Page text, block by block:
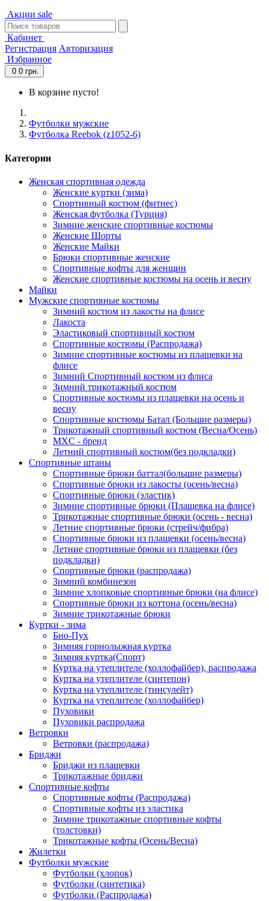
Акции sale
Кабинет
Регистрация Авторизация
Избранное
0 0 грн.
В корзине пусто!
Футболки мужские
Футболка Reebok (z1052-6)
Категории
Женская спортивная одежда
Женские куртки (зима)
Спортивный костюм (фитнес)
Женская футболка (Турция)
Зимние женские спортивные костюмы
Женские Шорты
Женские Майки
Брюки спортивные женские
Спортивные кофты для женщин
Женские спортивные костюмы на осень и весну
Майки
Мужские спортивные костюмы
Зимний костюм из лакосты на флисе
Лакоста
Эластиковый спортивный костюм
Спортивные костюмы (Распродажа)
Зимние спортивные костюмы из плащевки на
флисе
Зимний Спортивный костюм из флиса
Зимний трикотажный костюм
Спортивные костюмы из плащевки на осень и
весну
Спортивные костюмы Батал (Большие размеры)
Трикотажный спортивный костюм (Весна/Осень)
MXC - бренд
Летний спортивный костюм(без подкладки)
Спортивные штаны
Спортивные брюки баттал(большие размеры)
Спортивные брюки из лакосты (осень/весна)
Спортивные брюки (эластик)
Зимние спортивные брюки (Плащевка на флисе)
Трикотажные спортивные брюки (осень - весна)
Летние спортивные брюки (стрейч/фибра)
Спортивные брюки из плащевки (осень/весна)
Летние спортивные брюки из плащевки (без
подкладки)
Спортивные брюки (распродажа)
Зимний комбинезон
Зимние хлопковые спортивные брюки (на флисе)
Спортивные брюки из коттона (осень/весна)
Зимние трикотажные брюки
Куртки - зима
Био-Пух
Зимняя горнолыжная куртка
Зимняя куртка(Спорт)
Куртка на утеплителе (холлофайбер), распродажа
Куртка на утеплителе (синтепон)
Куртка на утеплителе (тинсулейт)
Куртка на утеплителе (холлофайбер)
Пуховики
Пуховики распродажа
Ветровки
Ветровки (распродажа)
Бриджи
Бриджи из плащевки
Трикотажные бриджи
Спортивные кофты
Спортивные кофты (Распродажа)
Спортивные кофты из эластика
Зимние трикотажные спортивные кофты
(толстовки)
Трикотажные кофты (Осень/Весна)
Жилетки
Футболки мужские
Футболки (хлопок)
Футболки (синтетика)
Футболки (Распродажа)